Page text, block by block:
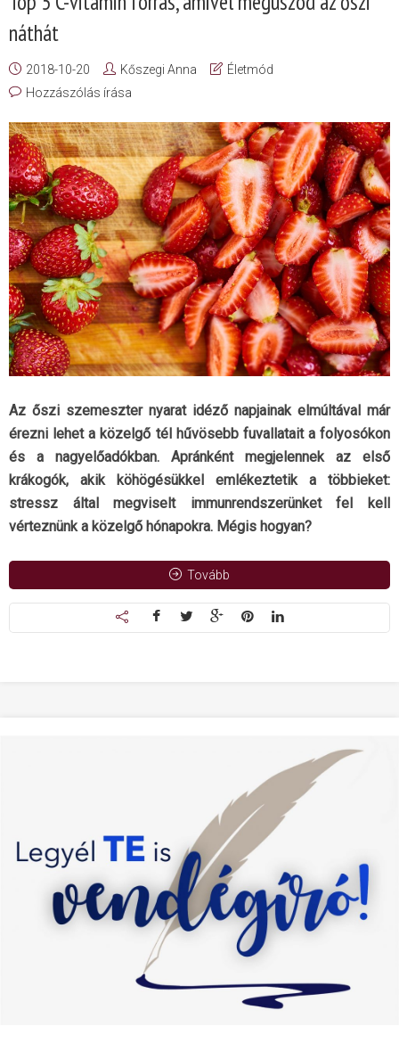
náthát
2018-10-20 Kőszegi Anna
Életmód
Hozzászólás írása
Az őszi szemeszter nyarat idéző napjainak elmúltával már
érezni lehet a közelgő tél hűvösebb fuvallatait a folyosókon
és a nagyelőadókban. Apránként megjelennek az első
krákogók, akik köhögésükkel emlékeztetik a többieket:
stressz által megviselt immunrendszerünket fel kell
vérteznünk a közelgő hónapokra. Mégis hogyan?
Tovább